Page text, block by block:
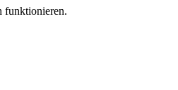
funktionieren.